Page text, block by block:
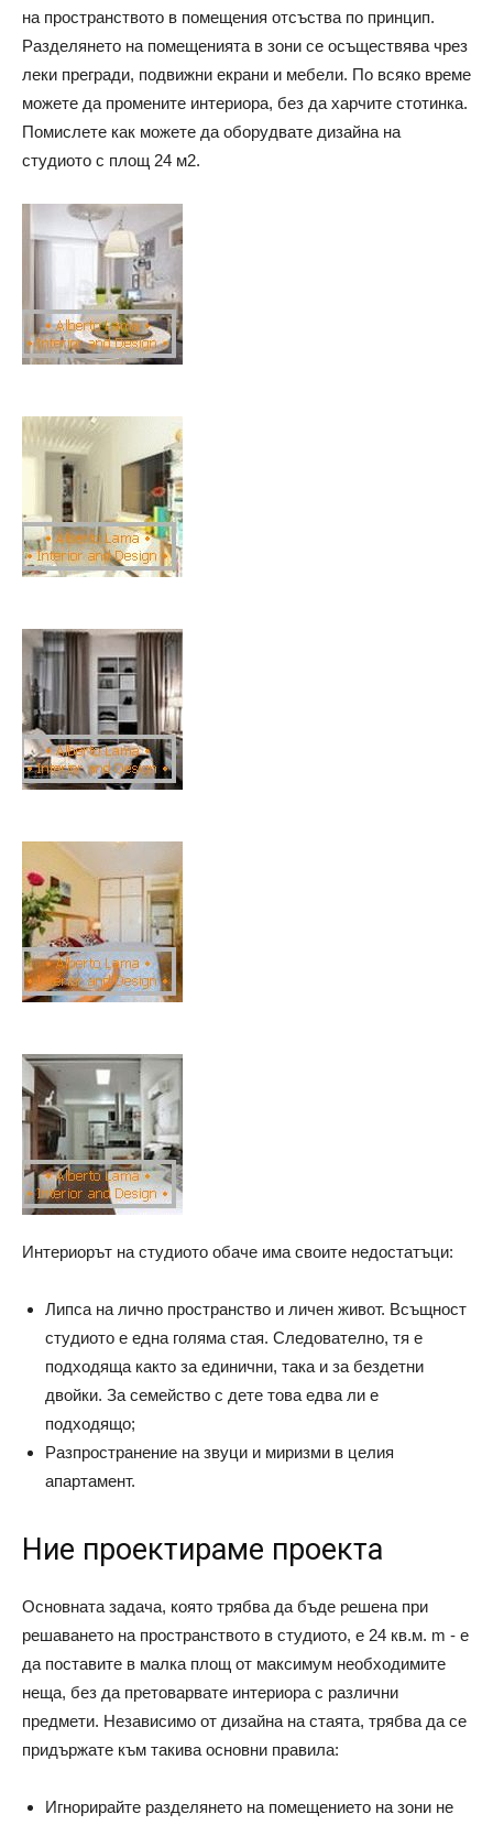
на пространството в помещения отсъства по принцип.
Разделянето на помещенията в зони се осъществява чрез
леки прегради, подвижни екрани и мебели. По всяко време
можете да промените интериора, без да харчите стотинка.
Помислете как можете да оборудвате дизайна на
студиото с площ 24 м2.
Интериорът на студиото обаче има своите недостатъци:
Липса на лично пространство и личен живот. Всъщност
студиото е една голяма стая. Следователно, тя е
подходяща както за единични, така и за бездетни
двойки. За семейство с дете това едва ли е
подходящо;
Разпространение на звуци и миризми в целия
апартамент.
Ние проектираме проекта
Основната задача, която трябва да бъде решена при
решаването на пространството в студиото, е 24 кв.м. m - е
да поставите в малка площ от максимум необходимите
неща, без да претоварвате интериора с различни
предмети. Независимо от дизайна на стаята, трябва да се
придържате към такива основни правила:
Игнорирайте разделянето на помещението на зони не